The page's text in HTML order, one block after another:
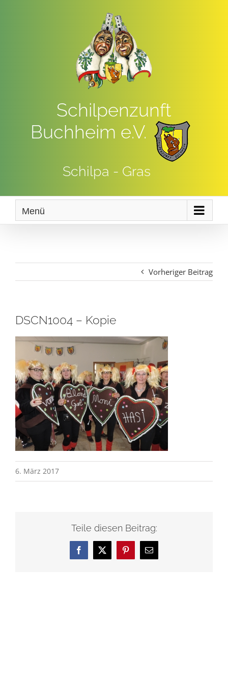
Schilpenzunft
Buchheim e.V.
Schilpa - Gras
Menü
Vorheriger Beitrag
DSCN1004 – Kopie
6. März 2017
Teile diesen Beitrag:
Facebook
X Pinterest
E-
Mail